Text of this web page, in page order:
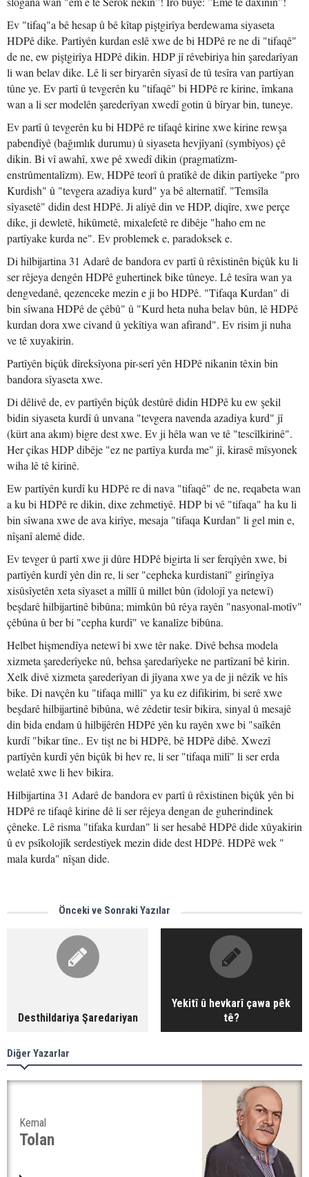
Ev "tifaq"a bê hesap û bê kîtap piştgirîya berdewama siyaseta
HDPê dike. Partîyên kurdan eslê xwe de bi HDPê re ne di "tifaqê"
de ne, ew piştgirîya HDPê dikin. HDP jî rêvebiriya hin şaredarîyan
li wan belav dike. Lê li ser biryarên sîyasî de tû tesîra van partîyan
tûne ye. Ev partî û tevgerên ku "tifaqê" bi HDPê re kirine, îmkana
wan a li ser modelên şarederîyan xwedî gotin û bîryar bin, tuneye.
Ev partî û tevgerên ku bi HDPê re tifaqê kirine xwe kirine rewşa
pabendîyê (bağımlık durumu) û siyaseta hevjîyanî (symbîyos) çê
dikin. Bi vî awahî, xwe pê xwedî dikin (pragmatîzm-
enstrûmentalîzm). Ew, HDPê teorî û pratîkê de dikin partîyeke "pro
Kurdish" û "tevgera azadiya kurd" ya bê alternatîf. "Temsîla
sîyasetê" didin dest HDPê. Ji aliyê din ve HDP, diqîre, xwe perçe
dike, ji dewletê, hikûmetê, mixalefetê re dibêje "haho em ne
partîyake kurda ne". Ev problemek e, paradoksek e.
Di hilbijartina 31 Adarê de bandora ev partî û rêxistinên biçûk ku li
ser rêjeya dengên HDPê guhertinek bike tûneye. Lê tesîra wan ya
dengvedanê, qezenceke mezin e ji bo HDPê. "Tifaqa Kurdan" di
bin sîwana HDPê de çêbû" û "Kurd heta nuha belav bûn, lê HDPê
kurdan dora xwe civand û yekîtiya wan afirand". Ev risim ji nuha
ve tê xuyakirin.
Partîyên biçûk dîreksîyona pir-serî yên HDPê nikanin têxin bin
bandora sîyaseta xwe.
Di dêlivê de, ev partîyên biçûk destûrê didin HDPê ku ew şekil
bidin siyaseta kurdî û unvana "tevgera navenda azadiya kurd" jî
(kürt ana akım) bigre dest xwe. Ev ji hêla wan ve tê "tescîlkirinê".
Her çikas HDP dibêje "ez ne partîya kurda me" jî, kirasê mîsyonek
wiha lê tê kirinê.
Ew partîyên kurdî ku HDPê re di nava "tifaqê" de ne, reqabeta wan
a ku bi HDPê re dikin, dixe zehmetiyê. HDP bi vê "tifaqa" ha ku li
bin sîwana xwe de ava kirîye, mesaja "tifaqa Kurdan" li gel min e,
nîşanî alemê dide.
Ev tevger û partî xwe ji dûre HDPê bigirta li ser ferqîyên xwe, bi
partîyên kurdî yên din re, li ser "cepheka kurdistanî" girîngîya
xisûsîyetên xeta sîyaset a mîllî û millet bûn (îdolojî ya netewî)
beşdarê hilbijartinê bibûna; mimkûn bû rêya rayên "nasyonal-motîv"
çêbûna û ber bi "cepha kurdî" ve kanalîze bibûna.
Helbet hişmendîya netewî bi xwe têr nake. Divê behsa modela
xizmeta şarederîyeke nû, behsa şaredarîyeke ne partîzanî bê kirin.
Xelk divê xizmeta şarederîyan di jîyana xwe ya de ji nêzîk ve hîs
bike. Di navçên ku "tifaqa millî" ya ku ez difikirim, bi serê xwe
beşdarê hilbijartinê bibûna, wê zêdetir tesîr bikira, sinyal û mesajê
din bida endam û hilbijêrên HDPê yên ku rayên xwe bi "saîkên
kurdî "bikar tîne.. Ev tişt ne bi HDPê, bê HDPê dibê. Xwezî
partîyên kurdî yên biçûk bi hev re, li ser "tifaqa milî" li ser erda
welatê xwe li hev bikira.
Hilbijartina 31 Adarê de bandora ev partî û rêxistinen biçûk yên bi
HDPê re tifaqê kirine dê li ser rêjeya dengan de guherindinek
çêneke. Lê risma "tifaka kurdan" li ser hesabê HDPê dide xûyakirin
û ev psîkolojîk serdestîyek mezin dide dest HDPê. HDPê wek "
mala kurda" nîşan dide.
Önceki ve Sonraki Yazılar
Desthildariya Şaredariyan
Yekitî û hevkarî çawa pêk
tê?
Diğer Yazarlar
Kemal
Tolan